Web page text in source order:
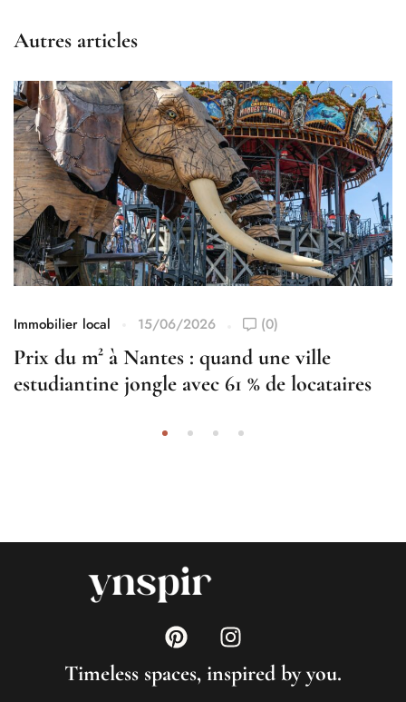
Autres articles
Immobilier local 15/06/2026 (0)
Prix du m² à Nantes : quand une ville
estudiantine jongle avec 61 % de locataires
Timeless spaces, inspired by you.